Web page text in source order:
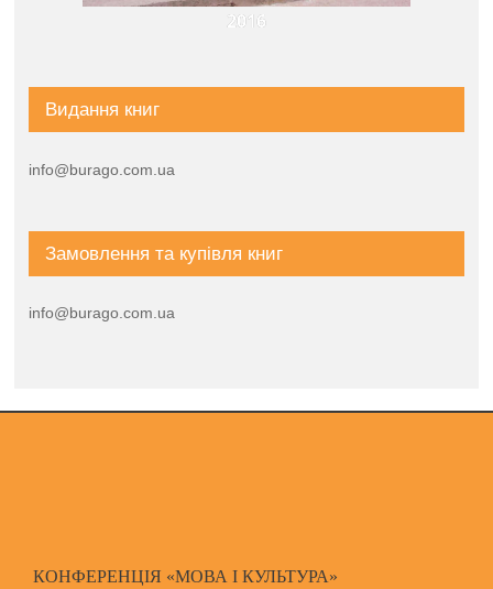
2016
Видання книг
info@burago.com.ua
Замовлення та купівля книг
info@burago.com.ua
КОНФЕРЕНЦІЯ «МОВА І КУЛЬТУРА»